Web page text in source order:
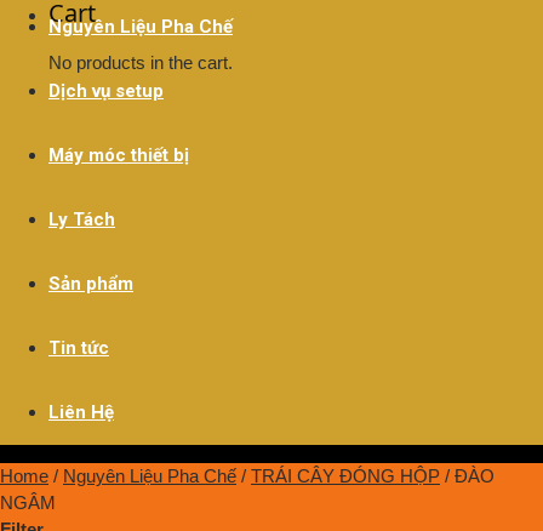
Cart
No products in the cart.
Nguyên Liệu Pha Chế
Dịch vụ setup
Máy móc thiết bị
Ly Tách
Sản phẩm
Tin tức
Liên Hệ
Home / Nguyên Liệu Pha Chế / TRÁI CÂY ĐÓNG HỘP / ĐÀO
NGÂM